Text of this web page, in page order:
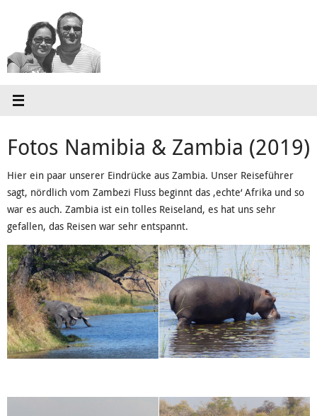
springen
Fotos Namibia & Zambia (2019)
Hier ein paar unserer Eindrücke aus Zambia. Unser Reiseführer
sagt, nördlich vom Zambezi Fluss beginnt das ‚echte‘ Afrika und so
war es auch. Zambia ist ein tolles Reiseland, es hat uns sehr
gefallen, das Reisen war sehr entspannt.